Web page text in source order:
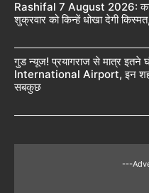
Rashifal 7 August 2026:
शुक्रवार को किन्हें धोखा देगी
गुड न्यूज! प्रयागराज से मात्र
International Airport, इन
सबकुछ
---